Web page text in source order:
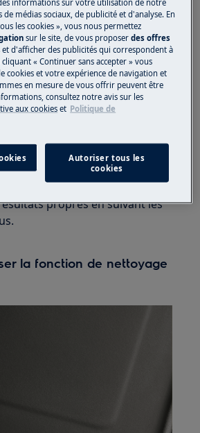
sur les côtés, le toit et
tandis que d'autres ne l'ont qu'à
doublure catalytique
de verre et les aliments ne
collés à la surface lorsqu'ils
facilitera efficacement le
four propre.
programme dédié pour le
tandis que d'autres n'en
en soit, vous obtiendrez
propres en suivant les
la fonction de nettoyage
informations sur votre utilisation de notre
de médias sociaux, de publicité et d'analyse. En
les cookies », vous nous permettez
sur le site, de vous proposerdes offres
et d'afficher des publicités qui correspondent à
« Continuer sans accepter » vous
cookies et votre expérience de navigation et
en mesure de vous offrir peuvent être
consultez notre avis sur les
aux cookies et Politique de
Autoriser tous les
cookies